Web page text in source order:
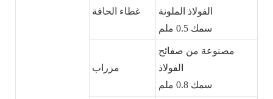
الفولاذ الملونة
سمك 0.5 ملم
مصنوعة من صفائح
الفولاذ
سمك 0.8 ملم